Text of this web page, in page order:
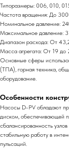
Типоразмеры: 006, 010,
Частота вращения: До
Номинальное давление:
Максимальное давление:
Диапазон расхода: От
Масса агрегата: От 19 до
Основные сферы
(ТПА), горная техника,
оборудование.
Особенности
Насосы D-PV обладают
диском, обеспечивающей
сбалансированность
стабильную работу в
пульсаций.